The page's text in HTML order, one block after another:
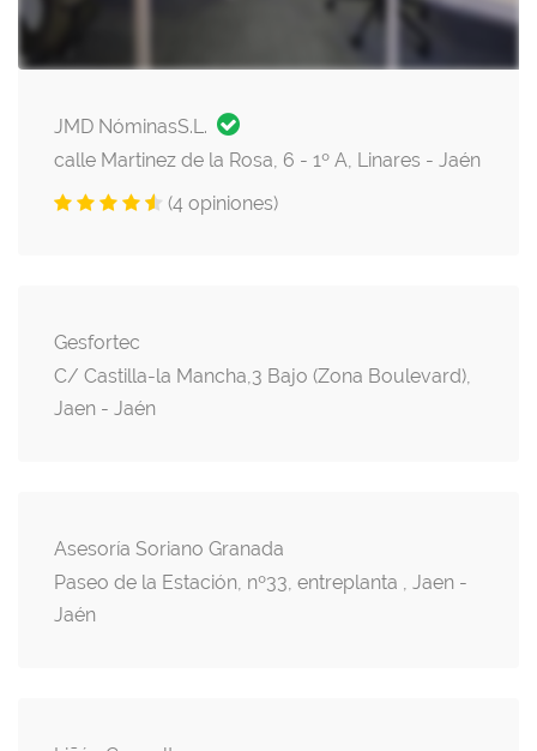
JMD NóminasS.L.
calle Martinez de la Rosa, 6 - 1º A, Linares - Jaén
(4 opiniones)
Gesfortec
C/ Castilla-la Mancha,3 Bajo (Zona Boulevard),
Jaen - Jaén
Asesoría Soriano Granada
Paseo de la Estación, nº33, entreplanta , Jaen -
Jaén